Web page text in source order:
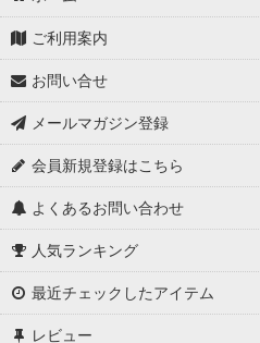
ご利用案内
お問い合せ
メールマガジン登録
会員新規登録はこちら
よくあるお問い合わせ
人気ランキング
最近チェックしたアイテム
レビュー